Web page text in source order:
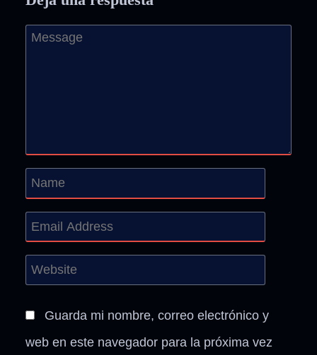
Guarda mi nombre, correo electrónico y
web en este navegador para la próxima vez